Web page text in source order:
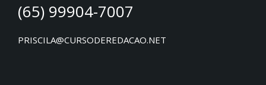
(65) 99904-7007
PRISCILA@CURSODEREDACAO.NET